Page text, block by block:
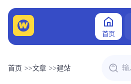
首页
首页 >>文章 >>建站